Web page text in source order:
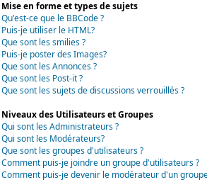
Mise en forme et types de sujets
Qu'est-ce que le BBCode ?
Puis-je utiliser le HTML?
Que sont les smilies ?
Puis-je poster des Images?
Que sont les Annonces ?
Que sont les Post-it ?
Que sont les sujets de discussions verrouillés ?
Niveaux des Utilisateurs et Groupes
Qui sont les Administrateurs ?
Qui sont les Modérateurs?
Que sont les groupes d'utilisateurs ?
Comment puis-je joindre un groupe d'utilisateurs ?
Comment puis-je devenir le modérateur d'un